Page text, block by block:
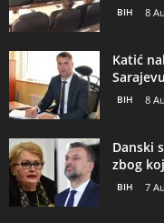
BIH 8
Katić
BIH 8
Danski
zbog
BIH 7